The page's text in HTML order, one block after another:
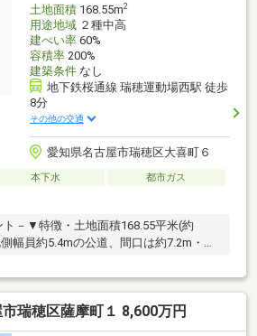
土地面積168.55m2
用途地域２種中高
建ぺい率60%
容積率200%
建築条件なし
地下鉄桜通線 瑞穂運動場西駅 徒歩
8分
その他の交通
愛知県名古屋市瑞穂区大喜町６
本下水
都市ガス
ト－▼特徴・土地面積168.55平米(約
幅員約5.4mの公道、間口は約7.2m・建
は既に建物があり、近隣状況を考慮し
／約168.35平米(2026年5月実施)※区画図
ており、確定図面ではありません※仮
境界立会等が未了のため、確定測量の
瑞穂区薩摩町１ 8,600万円